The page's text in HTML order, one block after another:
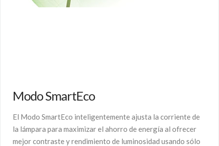
Modo SmartEco
El Modo SmartEco inteligentemente ajusta la corriente de
la lámpara para maximizar el ahorro de energía al ofrecer
mejor contraste y rendimiento de luminosidad usando sólo